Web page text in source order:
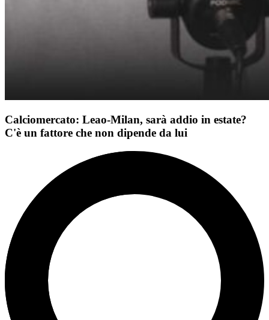
Calciomercato: Leao-Milan, sarà addio in estate?
C'è un fattore che non dipende da lui